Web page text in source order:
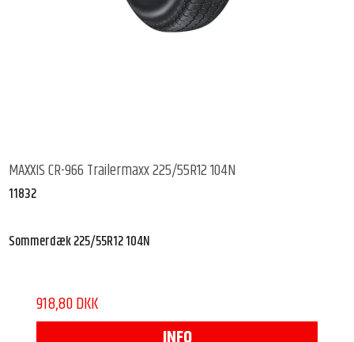
MAXXIS CR-966 Trailermaxx 225/55R12 104N
11832
Sommerdæk 225/55R12 104N
918,80 DKK